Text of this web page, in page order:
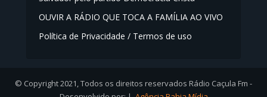
OUVIR A RÁDIO QUE TOCA A FAMÍLIA AO VIVO
Política de Privacidade / Termos de uso
© Copyright 2021, Todos os direitos reservados Rádio Caçula Fm -